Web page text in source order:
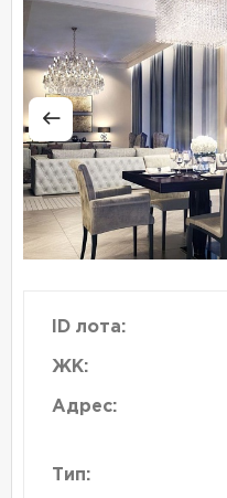
ID лота:
ЖК:
Адрес:
Тип: